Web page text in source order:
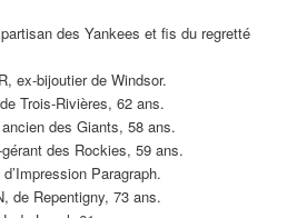
des Yankees et fis du regretté
ex-bijoutier de Windsor.
Trois-Rivières, 62 ans.
des Giants, 58 ans.
des Rockies, 59 ans.
Paragraph.
de Repentigny, 73 ans.